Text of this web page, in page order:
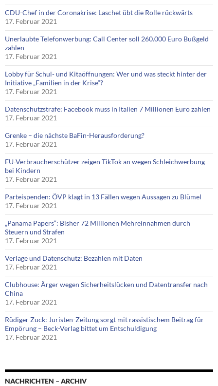
CDU-Chef in der Coronakrise: Laschet übt die Rolle rückwärts
17. Februar 2021
Unerlaubte Telefonwerbung: Call Center soll 260.000 Euro Bußgeld
zahlen
17. Februar 2021
Lobby für Schul- und Kitaöffnungen: Wer und was steckt hinter der
Initiative „Familien in der Krise“?
17. Februar 2021
Datenschutzstrafe: Facebook muss in Italien 7 Millionen Euro zahlen
17. Februar 2021
Grenke – die nächste BaFin-Herausforderung?
17. Februar 2021
EU-Verbraucherschützer zeigen TikTok an wegen Schleichwerbung
bei Kindern
17. Februar 2021
Parteispenden: ÖVP klagt in 13 Fällen wegen Aussagen zu Blümel
17. Februar 2021
„Panama Papers“: Bisher 72 Millionen Mehreinnahmen durch
Steuern und Strafen
17. Februar 2021
Verlage und Datenschutz: Bezahlen mit Daten
17. Februar 2021
Clubhouse: Ärger wegen Sicherheitslücken und Datentransfer nach
China
17. Februar 2021
Rüdiger Zuck: Juristen-Zeitung sorgt mit rassistischem Beitrag für
Empörung – Beck-Verlag bittet um Entschuldigung
17. Februar 2021
NACHRICHTEN – ARCHIV